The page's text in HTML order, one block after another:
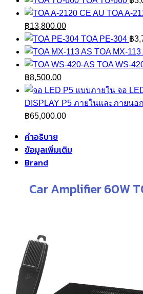
TOA A-
Original
price
was:
฿14,900.00.
฿13,800.00Current
price
is:
฿13,800.00.
TOA PE-304 ฿
TOA MX-113
TOA WS-
Original
price
was:
฿9,000.00.
฿8,500.00Current
price
is:
฿8,500.00.
จอ
DISPLAY P5 ภายในและภายนอก
฿65,000.00Price
through
คำอธิบาย
ข้อมูลเพิ่มเติม
Brand
Car Amplifier 60W